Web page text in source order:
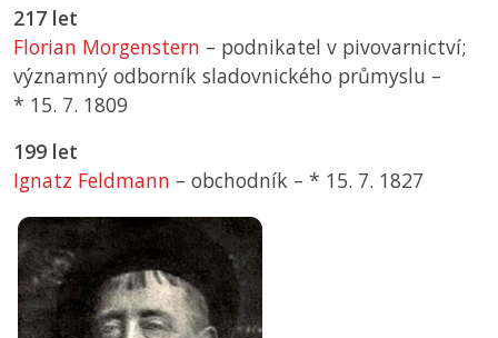
217 let
Florian Morgenstern – podnikatel v pivovarnictví;
významný odborník sladovnického průmyslu –
* 15. 7. 1809
199 let
Ignatz Feldmann – obchodník – * 15. 7. 1827